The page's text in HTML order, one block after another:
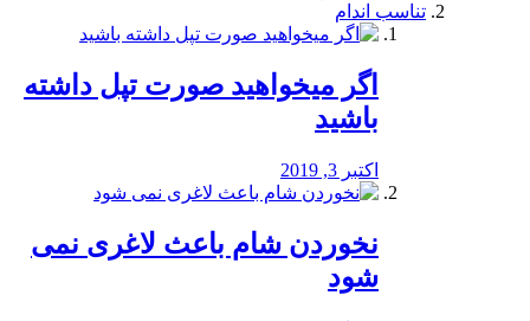
تناسب اندام
اگر میخواهید صورت تپل داشته
باشید
اکتبر 3, 2019
نخوردن شام باعث لاغری نمی
‌شود